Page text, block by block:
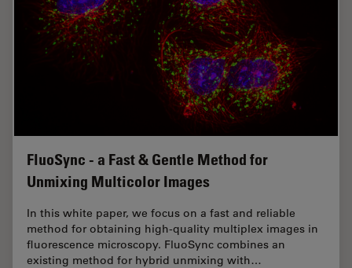
FluoSync - a Fast & Gentle Method for
Unmixing Multicolor Images
In this white paper, we focus on a fast and reliable
method for obtaining high-quality multiplex images in
fluorescence microscopy. FluoSync combines an
existing method for hybrid unmixing with…